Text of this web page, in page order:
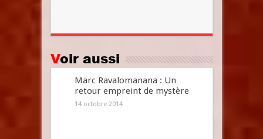
Voir aussi
Marc Ravalomanana : Un
retour empreint de mystère
14 octobre 2014